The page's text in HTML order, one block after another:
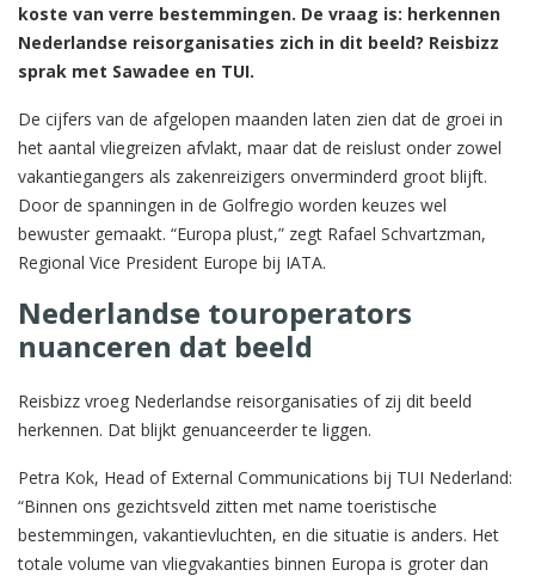
koste van verre bestemmingen. De vraag is: herkennen
Nederlandse reisorganisaties zich in dit beeld? Reisbizz
sprak met Sawadee en TUI.
De cijfers van de afgelopen maanden laten zien dat de groei in
het aantal vliegreizen afvlakt, maar dat de reislust onder zowel
vakantiegangers als zakenreizigers onverminderd groot blijft.
Door de spanningen in de Golfregio worden keuzes wel
bewuster gemaakt. “Europa plust,” zegt Rafael Schvartzman,
Regional Vice President Europe bij IATA.
Nederlandse touroperators
nuanceren dat beeld
Reisbizz vroeg Nederlandse reisorganisaties of zij dit beeld
herkennen. Dat blijkt genuanceerder te liggen.
Petra Kok, Head of External Communications bij TUI Nederland:
“Binnen ons gezichtsveld zitten met name toeristische
bestemmingen, vakantievluchten, en die situatie is anders. Het
totale volume van vliegvakanties binnen Europa is groter dan